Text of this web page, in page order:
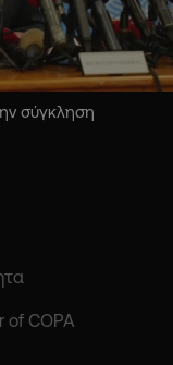
σύγκληση
of COPA